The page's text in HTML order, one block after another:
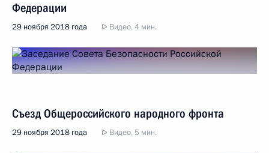
Федерации
29 ноября 2018 года Видео, 4 мин.
Съезд Общероссийского народного фронта
29 ноября 2018 года Видео, 5 мин.